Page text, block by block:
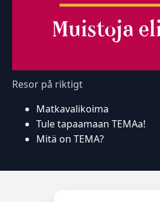
Resor på riktigt
Matkavalikoima
Tule tapaamaan TEMAa!
Mitä on TEMA?